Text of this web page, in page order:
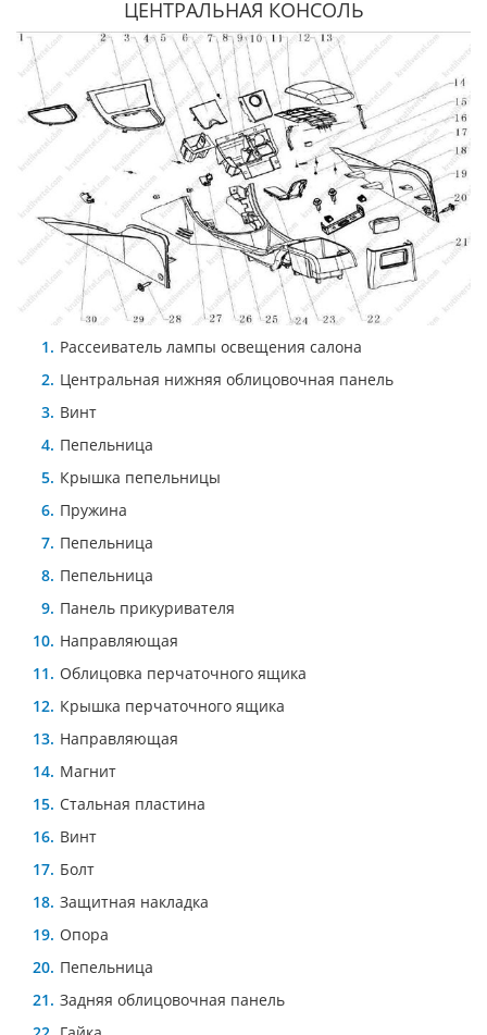
ЦЕНТРАЛЬНАЯ КОНСОЛЬ
Рассеиватель лампы освещения салона
Центральная нижняя облицовочная панель
Винт
Пепельница
Крышка пепельницы
Пружина
Пепельница
Пепельница
Панель прикуривателя
Направляющая
Облицовка перчаточного ящика
Крышка перчаточного ящика
Направляющая
Магнит
Стальная пластина
Винт
Болт
Защитная накладка
Опора
Пепельница
Задняя облицовочная панель